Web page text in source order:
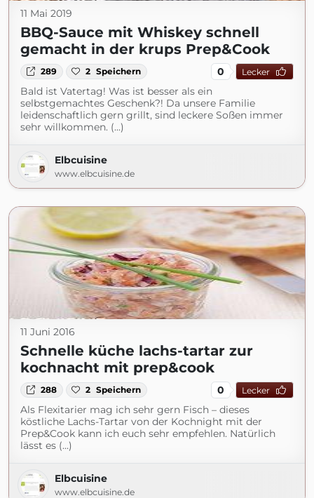
11 Mai 2019
BBQ-Sauce mit Whiskey schnell
gemacht in der krups Prep&Cook
289 2 Speichern 0 Lecker
Bald ist Vatertag! Was ist besser als ein
selbstgemachtes Geschenk?! Da unsere Familie
leidenschaftlich gern grillt, sind leckere Soßen immer
sehr willkommen. (...)
Elbcuisine
www.elbcuisine.de
11 Juni 2016
Schnelle küche lachs-tartar zur
kochnacht mit prep&cook
288 2 Speichern 0 Lecker
Als Flexitarier mag ich sehr gern Fisch – dieses
köstliche Lachs-Tartar von der Kochnight mit der
Prep&Cook kann ich euch sehr empfehlen. Natürlich
lässt es (...)
Elbcuisine
www.elbcuisine.de